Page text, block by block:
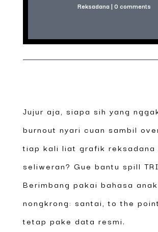
Reksadana | 0 comments
Jujur aja, siapa sih yang
burnout nyari cuan sambil
tiap kali liat grafik reksadana
seliweran? Gue bantu spill
Berimbang pakai bahasa anak
nongkrong: santai, to the
tetap pake data resmi.